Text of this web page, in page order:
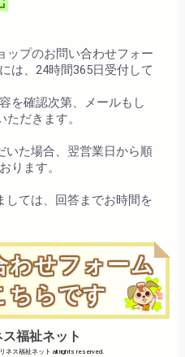
ップのお問い合わせフォー
は、24時間365日受付して
を確認次第、メールもし
ただきます。
いた場合、翌営業日から順
ります。
しては、回答までお時間を
わせフォーム
ちらです
福祉ネット
ネス福祉ネット all rights reserved.